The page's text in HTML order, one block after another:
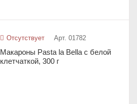
Отсутствует Арт. 01782
Макароны Pasta la Bella с белой
клетчаткой, 300 г